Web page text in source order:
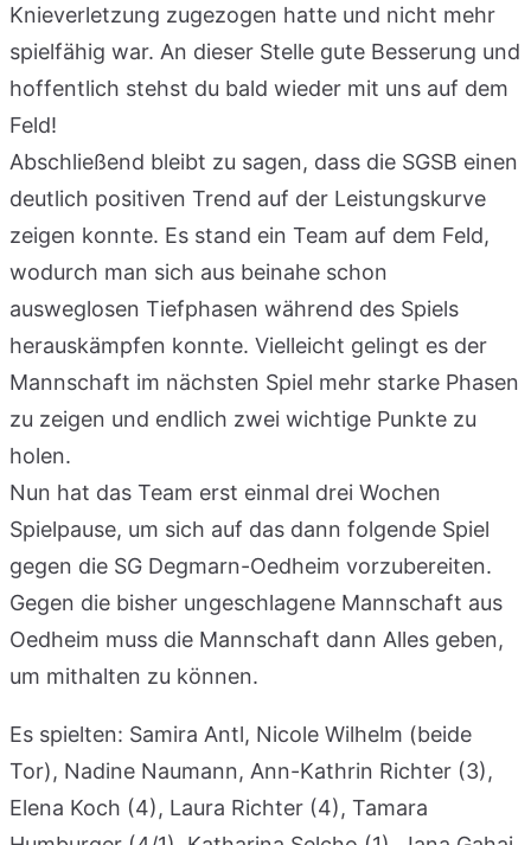
Knieverletzung zugezogen hatte und nicht mehr
spielfähig war. An dieser Stelle gute Besserung und
hoffentlich stehst du bald wieder mit uns auf dem
Feld!
Abschließend bleibt zu sagen, dass die SGSB einen
deutlich positiven Trend auf der Leistungskurve
zeigen konnte. Es stand ein Team auf dem Feld,
wodurch man sich aus beinahe schon
ausweglosen Tiefphasen während des Spiels
herauskämpfen konnte. Vielleicht gelingt es der
Mannschaft im nächsten Spiel mehr starke Phasen
zu zeigen und endlich zwei wichtige Punkte zu
holen.
Nun hat das Team erst einmal drei Wochen
Spielpause, um sich auf das dann folgende Spiel
gegen die SG Degmarn-Oedheim vorzubereiten.
Gegen die bisher ungeschlagene Mannschaft aus
Oedheim muss die Mannschaft dann Alles geben,
um mithalten zu können.
Es spielten: Samira Antl, Nicole Wilhelm (beide
Tor), Nadine Naumann, Ann-Kathrin Richter (3),
Elena Koch (4), Laura Richter (4), Tamara